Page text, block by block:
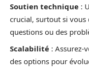
Soutien technique :
crucial, surtout si
questions ou des
Scalabilité : Assurez-
des options pour